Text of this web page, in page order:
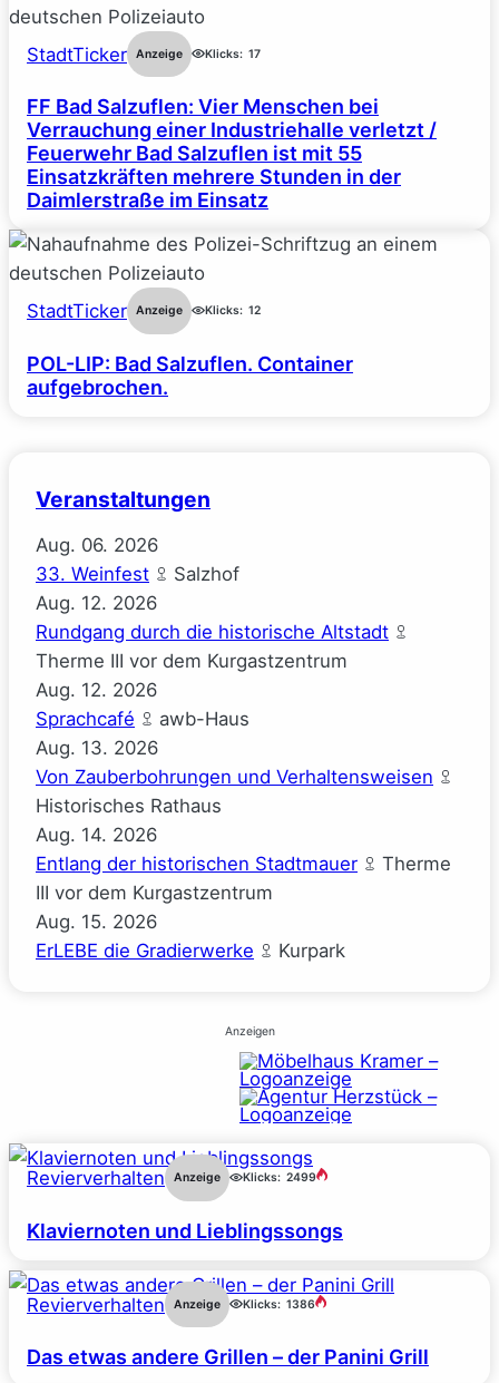
StadtTicker Anzeige Klicks: 17
FF Bad Salzuflen: Vier Menschen bei
Verrauchung einer Industriehalle verletzt /
Feuerwehr Bad Salzuflen ist mit 55
Einsatzkräften mehrere Stunden in der
Daimlerstraße im Einsatz
StadtTicker Anzeige Klicks: 12
POL-LIP: Bad Salzuflen. Container
aufgebrochen.
Veranstaltungen
Aug. 06. 2026
33. Weinfest
Salzhof
Aug. 12. 2026
Rundgang durch die historische Altstadt
Therme III vor dem Kurgastzentrum
Aug. 12. 2026
Sprachcafé
awb-Haus
Aug. 13. 2026
Von Zauberbohrungen und Verhaltensweisen
Historisches Rathaus
Aug. 14. 2026
Entlang der historischen Stadtmauer
Therme
III vor dem Kurgastzentrum
Aug. 15. 2026
ErLEBE die Gradierwerke
Kurpark
Anzeigen
Revierverhalten Anzeige Klicks: 2499
Klaviernoten und Lieblingssongs
Revierverhalten Anzeige Klicks: 1386
Das etwas andere Grillen – der Panini Grill